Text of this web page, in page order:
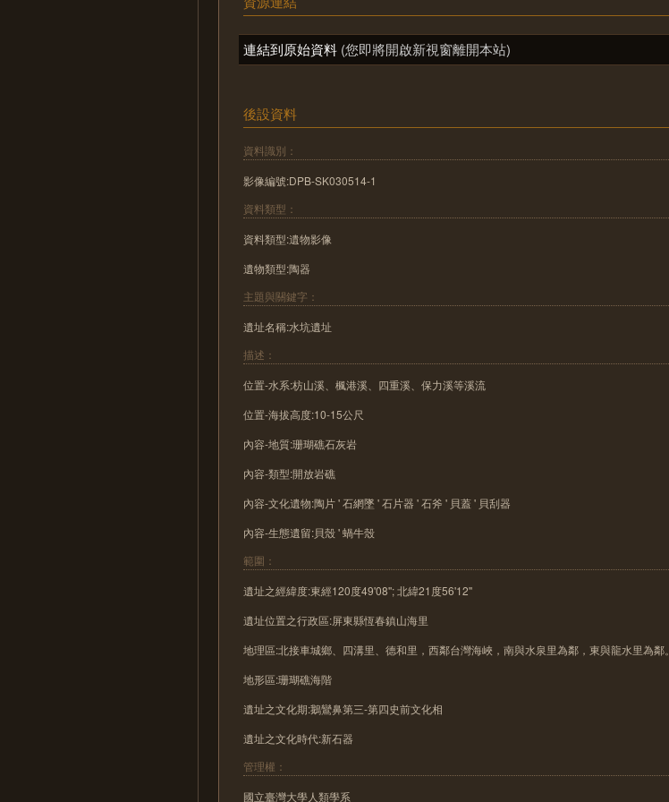
連結到原始資料 (您即將開啟新視窗離開本站)
後設資料
資料識別：
影像編號:DPB-SK030514-1
資料類型：
資料類型:遺物影像
遺物類型:陶器
主題與關鍵字：
遺址名稱:水坑遺址
描述：
位置-水系:枋山溪、楓港溪、四重溪、保力溪等溪流
位置-海拔高度:10-15公尺
內容-地質:珊瑚礁石灰岩
內容-類型:開放岩礁
內容-文化遺物:陶片 ' 石網墜 ' 石片器 ' 石斧 ' 貝蓋 ' 貝刮器
內容-生態遺留:貝殼 ' 蝸牛殼
範圍：
遺址之經緯度:東經120度49'08''; 北緯21度56'12''
遺址位置之行政區:屏東縣恆春鎮山海里
地理區:北接車城鄉、四溝里、德和里，西鄰台灣海峽，南與水泉里為鄰，東與龍水里為鄰。
地形區:珊瑚礁海階
遺址之文化期:鵝鸞鼻第三-第四史前文化相
遺址之文化時代:新石器
管理權：
國立臺灣大學人類學系